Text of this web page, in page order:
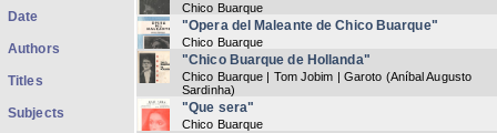
Chico Buarque
"Opera del Maleante de Chico Buarque"
Chico Buarque
"Chico Buarque de Hollanda"
Chico Buarque | Tom Jobim | Garoto (Aníbal Augusto
Sardinha)
"Que sera"
Chico Buarque
Date
Authors
Titles
Subjects